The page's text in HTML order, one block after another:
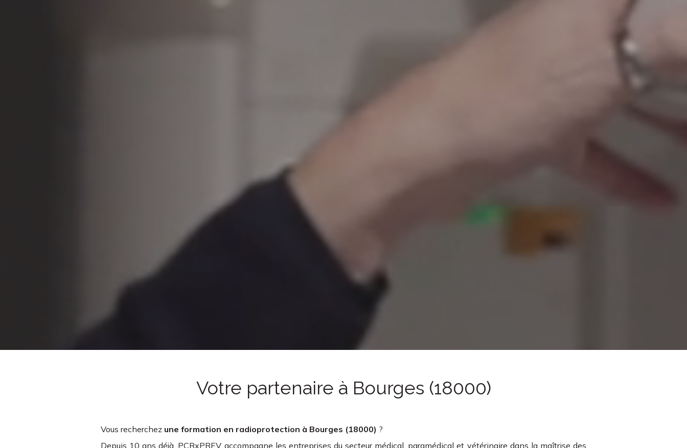
Votre partenaire à Bourges (18000)
Vous recherchez une formation en radioprotection à Bourges (18000) ?
Depuis 10 ans déjà, PCRxPREV accompagne les entreprises du secteur médical, paramédical et vétérinaire dans la maîtrise des